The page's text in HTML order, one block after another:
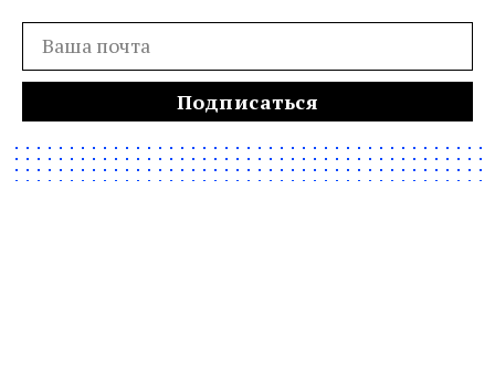
Подписаться